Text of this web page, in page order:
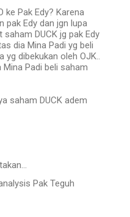
ke Pak Edy? Karena
pak Edy dan jgn lupa
DUCK jg pak Edy
dia Mina Padi yg beli
yg dibekukan oleh OJK..
Padi beli saham
saham DUCK adem
Pak Teguh